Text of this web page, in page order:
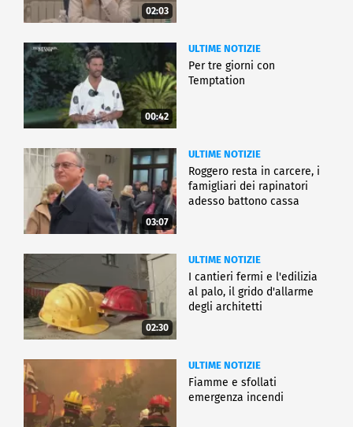
02:03
00:42
ULTIME NOTIZIE
Per tre giorni con
Temptation
03:07
ULTIME NOTIZIE
Roggero resta in carcere, i
famigliari dei rapinatori
adesso battono cassa
02:30
ULTIME NOTIZIE
I cantieri fermi e l'edilizia
al palo, il grido d'allarme
degli architetti
ULTIME NOTIZIE
Fiamme e sfollati
emergenza incendi